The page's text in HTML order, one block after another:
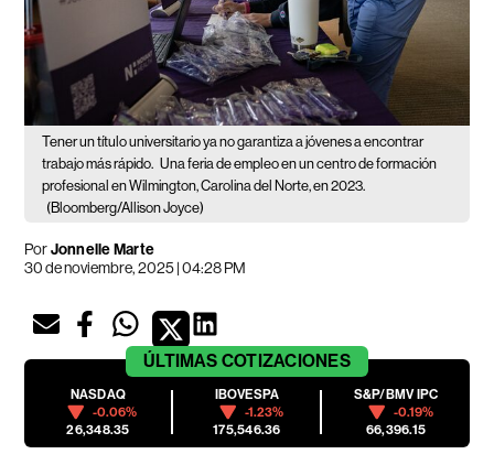
Tener un título universitario ya no garantiza a jóvenes a encontrar
trabajo más rápido. Una feria de empleo en un centro de formación
profesional en Wilmington, Carolina del Norte, en 2023.
(Bloomberg/Allison Joyce)
PorJonnelle Marte
30 de noviembre, 2025 | 04:28 PM
ÚLTIMAS COTIZACIONES
NASDAQ
-0.06%
26,348.35
IBOVESPA
-1.23%
175,546.36
S&P/BMV IPC
-0.19%
66,396.15